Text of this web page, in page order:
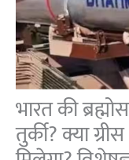
भारत की
तुर्की? क्या